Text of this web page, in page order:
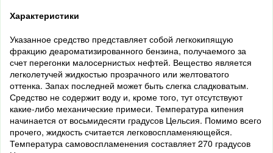
Характеристики
Указанное средство представляет собой легкокипящую
фракцию деароматизированного бензина, получаемого за
счет перегонки малосернистых нефтей. Вещество является
легколетучей жидкостью прозрачного или желтоватого
оттенка. Запах последней может быть слегка сладковатым.
Средство не содержит воду и, кроме того, тут отсутствуют
какие-либо механические примеси. Температура кипения
начинается от восьмидесяти градусов Цельсия. Помимо всего
прочего, жидкость считается легковоспламеняющейся.
Температура самовоспламенения составляет 270 градусов